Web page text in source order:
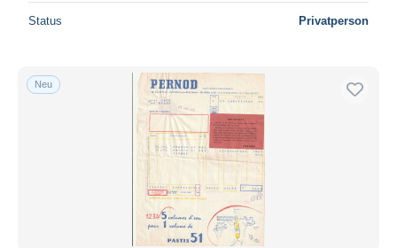
Status Privatperson
Neu